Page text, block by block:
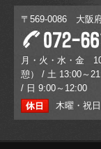
〒569-0086 大阪
月・火・水・金
憩） / 土 13:00～
/ 日 9:00～12:00
木曜・祝